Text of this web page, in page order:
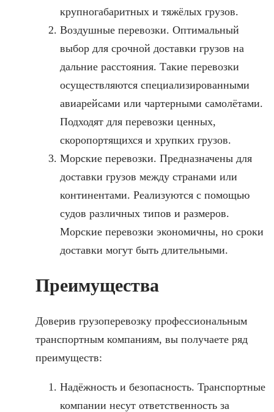
крупногабаритных и тяжёлых грузов.
Воздушные перевозки. Оптимальный
выбор для срочной доставки грузов на
дальние расстояния. Такие перевозки
осуществляются специализированными
авиарейсами или чартерными самолётами.
Подходят для перевозки ценных,
скоропортящихся и хрупких грузов.
Морские перевозки. Предназначены для
доставки грузов между странами или
континентами. Реализуются с помощью
судов различных типов и размеров.
Морские перевозки экономичны, но сроки
доставки могут быть длительными.
Преимущества
Доверив грузоперевозку профессиональным
транспортным компаниям, вы получаете ряд
преимуществ:
Надёжность и безопасность. Транспортные
компании несут ответственность за